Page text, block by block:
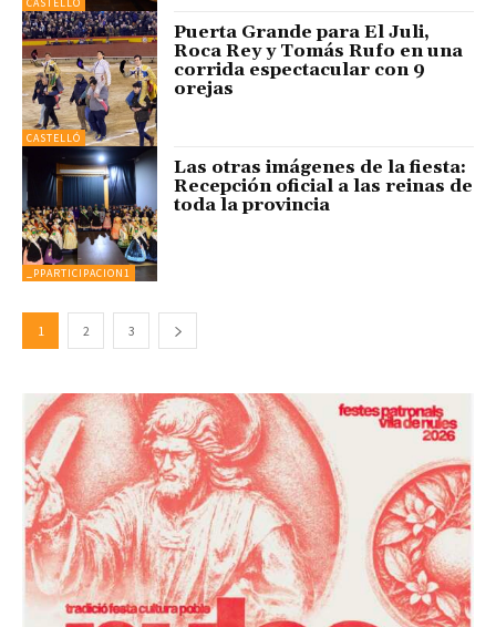
CASTELLÓ
Puerta Grande para El Juli,
Roca Rey y Tomás Rufo en una
corrida espectacular con 9
orejas
_PPARTICIPACION1
Las otras imágenes de la fiesta:
Recepción oficial a las reinas de
toda la provincia
1 2 3